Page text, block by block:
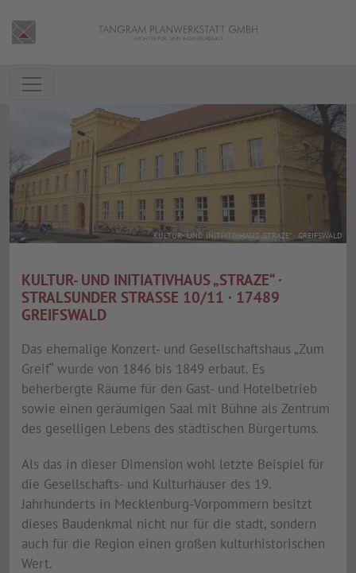
KULTUR- UND INITIATIVHAUS „STRAZE“ · GREIFSWALD
KULTUR- UND INITIATIVHAUS „STRAZE“ ·
STRALSUNDER STRASSE 10/11 · 17489 G
REIFSWALD
Das ehemalige Konzert- und Gesellschaftshaus „Zum
Greif“ wurde von 1846 bis 1849 erbaut. Es
beherbergte Räume für den Gast- und Hotelbetrieb
sowie einen geräumigen Saal mit Bühne als Zentrum
des geselligen Lebens des städtischen Bürgertums.
Als das in dieser Dimension wohl letzte Beispiel für
die Gesellschafts- und Kulturhäuser des 19.
Jahrhunderts in Mecklenburg-Vorpommern besitzt
dieses Baudenkmal nicht nur für die stadt, sondern
auch für die Region einen großen kulturhistorischen
Wert.